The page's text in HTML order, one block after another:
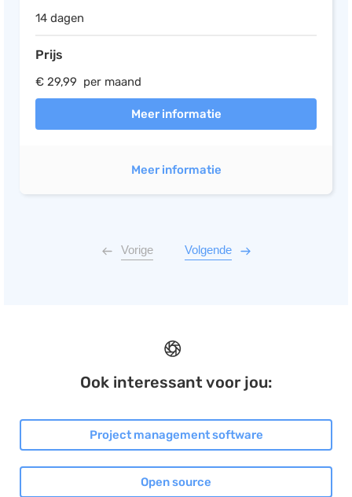
14 dagen
Prijs
€ 29,99 per maand
Meer informatie
Meer informatie
Vorige Volgende
Ook interessant voor jou:
Project management software
Open source